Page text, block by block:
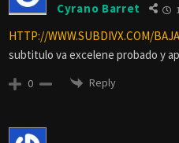
Cyrano Barret
HTTP://WWW.SUBDIVX.COM/
subtitulo va excelene probado y
0 Reply